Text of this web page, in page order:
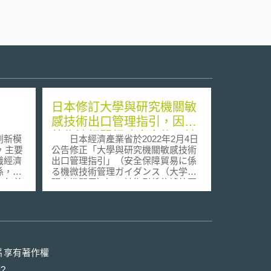
模
主要
經濟
，由
年首
方
合
單一
日本修訂大學與研究機關敏
感技術出口管理指引，因應
外為法相關行政命令修正擴
大出口行為之認定範圍
日本經濟產業省於2022年2月4日
公告修正「大學與研究機關敏感技術
出口管理指引」（安全保障貿易に係
る機微技術管理ガイダンス（大学・
研究機関用））。該指引係依據外匯
與外貿法（外国為替及び外国貿易
享有著作權